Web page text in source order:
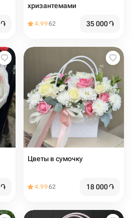
֏
хризантемами
4.9962 35 000֏
֏
Цветы в сумочку
4.9962 18 000֏